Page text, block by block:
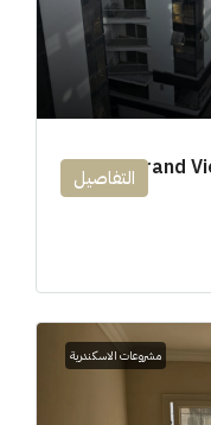
التفاصيل
مشروعات الاسكندرية